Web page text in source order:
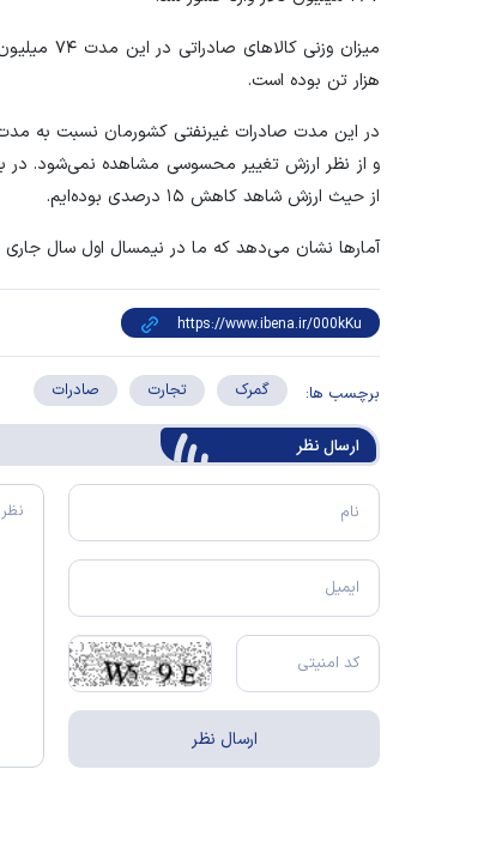
هزار تن بوده است.
از حیث ارزش شاهد کاهش ۱۵ درصدی بوده‌ایم.
آمار‌ها نشان می‌دهد که ما در نیمسال اول سال جاری با بیش از ۱۰۰ کشور جهان تبادلات
برچسب ها: گمرک تجارت صادرات
ارسال‌ نظر